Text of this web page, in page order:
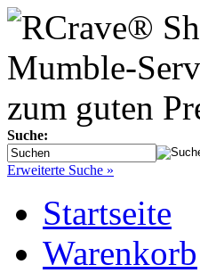
Suche:
Erweiterte Suche »
Startseite
Warenkorb